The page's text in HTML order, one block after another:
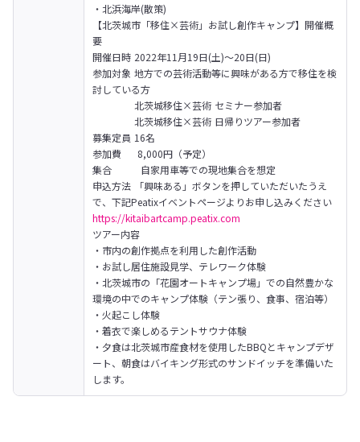
・北浜海岸(散策)
【北茨城市「移住×芸術」お試し創作キャンプ】開催概
要
開催⽇時 2022年11⽉19⽇(土)～20日(日)
参加対象 地⽅での芸術活動等に興味がある⽅で移住を検
討している⽅
北茨城移住×芸術 セミナー参加者
北茨城移住×芸術 日帰りツアー参加者
募集定員 16名
参加費 　 8,000円（予定）
集合　　　自家用車等での現地集合を想定
申込方法 「興味ある」ボタンを押していただいたうえ
https://kitaibartcamp.peatix.com
ツアー内容
・市内の創作拠点を利用した創作活動
・お試し居住施設見学、テレワーク体験
・北茨城市の「花園オートキャンプ場」での自然豊かな
環境の中でのキャンプ体験（テン張り、食事、宿泊等）
・火起こし体験
・着衣で楽しめるテントサウナ体験
・夕食は北茨城市産食材を使用したBBQとキャンプデザ
ート、朝食はバイキング形式のサンドイッチを準備いた
します。